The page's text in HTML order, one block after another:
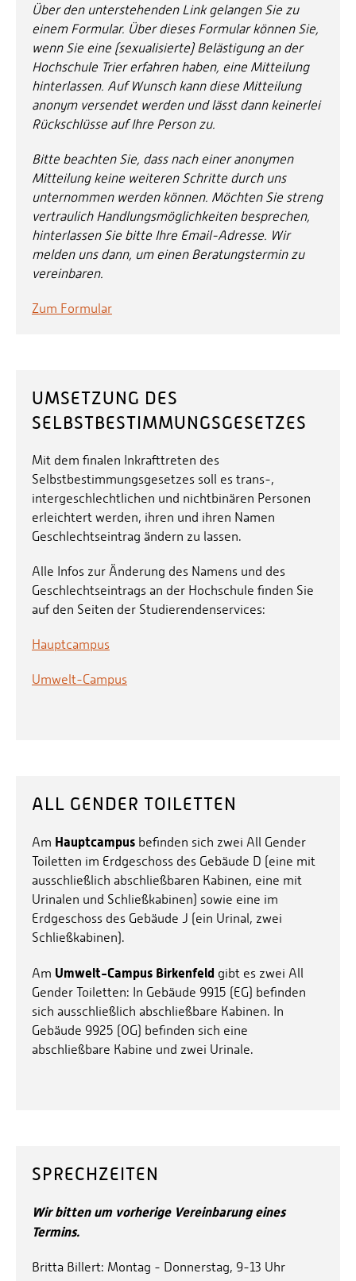
Über den unterstehenden Link gelangen Sie zu
einem Formular. Über dieses Formular können Sie,
wenn Sie eine (sexualisierte) Belästigung an der
Hochschule Trier erfahren haben, eine Mitteilung
hinterlassen. Auf Wunsch kann diese Mitteilung
anonym versendet werden und lässt dann keinerlei
Rückschlüsse auf Ihre Person zu.
Bitte beachten Sie, dass nach einer anonymen
Mitteilung keine weiteren Schritte durch uns
unternommen werden können. Möchten Sie streng
vertraulich Handlungsmöglichkeiten besprechen,
hinterlassen Sie bitte Ihre Email-Adresse. Wir
melden uns dann, um einen Beratungstermin zu
vereinbaren.
Zum Formular
UMSETZUNG DES
SELBSTBESTIMMUNGSGESETZES
Mit dem finalen Inkrafttreten des
Selbstbestimmungsgesetzes soll es trans-,
intergeschlechtlichen und nichtbinären Personen
erleichtert werden, ihren und ihren Namen
Geschlechtseintrag ändern zu lassen.
Alle Infos zur Änderung des Namens und des
Geschlechtseintrags an der Hochschule finden Sie
auf den Seiten der Studierendenservices:
Hauptcampus
Umwelt-Campus
ALL GENDER TOILETTEN
Am Hauptcampus befinden sich zwei All Gender
Toiletten im Erdgeschoss des Gebäude D (eine mit
ausschließlich abschließbaren Kabinen, eine mit
Urinalen und Schließkabinen) sowie eine im
Erdgeschoss des Gebäude J (ein Urinal, zwei
Schließkabinen).
Am Umwelt-Campus Birkenfeld gibt es zwei All
Gender Toiletten: In Gebäude 9915 (EG) befinden
sich ausschließlich abschließbare Kabinen. In
Gebäude 9925 (OG) befinden sich eine
abschließbare Kabine und zwei Urinale.
SPRECHZEITEN
Wir bitten um vorherige Vereinbarung eines
Termins.
Britta Billert: Montag - Donnerstag, 9-13 Uhr